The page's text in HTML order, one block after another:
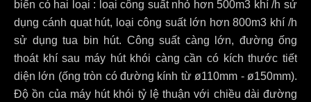
biến có hai loại : loại công suất nhỏ hơn 500m3 khí /h sử
dụng cánh quạt hút, loại công suất lớn hơn 800m3 khí /h
sử dụng tua bin hút. Công suất càng lớn, đường ống
thoát khí sau máy hút khói càng cần có kích thước tiết
diện lớn (ống tròn có đường kính từ ø110mm - ø150mm).
Độ ồn của máy hút khói tỷ lệ thuận với chiều dài đường